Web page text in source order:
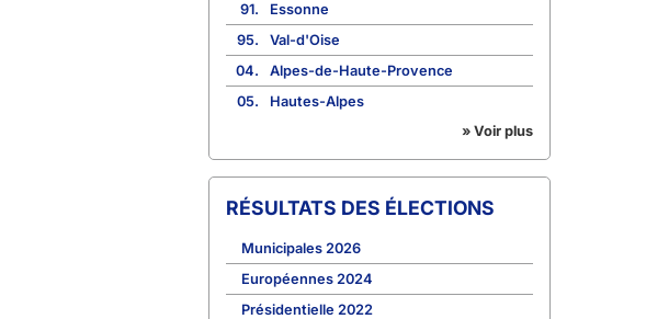
91.
Essonne
95.
Val-d'Oise
04.
Alpes-de-Haute-Provence
05.
Hautes-Alpes
» Voir plus
RÉSULTATS DES ÉLECTIONS
Municipales 2026
Européennes 2024
Présidentielle 2022